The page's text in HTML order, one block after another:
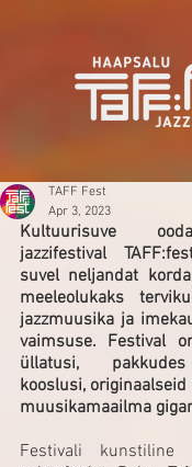
TAFF Fest
Apr 3, 2023
Kultuurisuve
jazzifestival
suvel neljandat
meeleolukaks
jazzmuusika ja
vaimsuse. Festival
üllatusi,
kooslusi,
muusikamaailma
Festivali kunstiline